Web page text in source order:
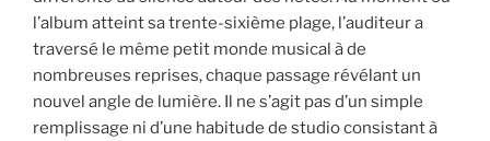
l’album atteint sa trente-sixième plage, l’auditeur a
traversé le même petit monde musical à de
nombreuses reprises, chaque passage révélant un
nouvel angle de lumière. Il ne s’agit pas d’un simple
remplissage ni d’une habitude de studio consistant à